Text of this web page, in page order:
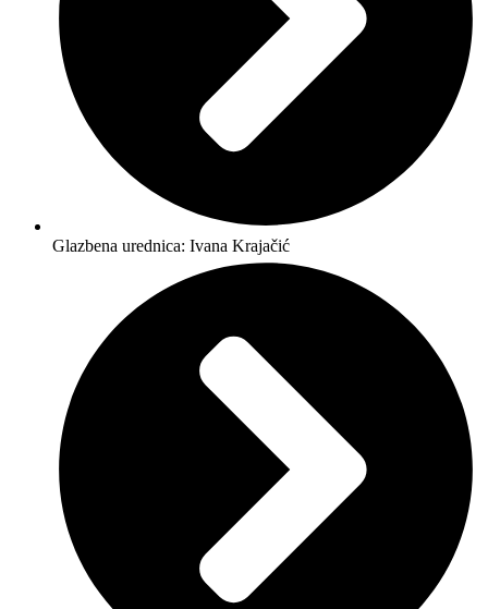
Glazbena urednica: Ivana Krajačić